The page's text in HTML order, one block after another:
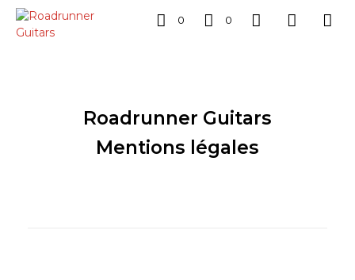
0 0
Roadrunner Guitars
Mentions légales